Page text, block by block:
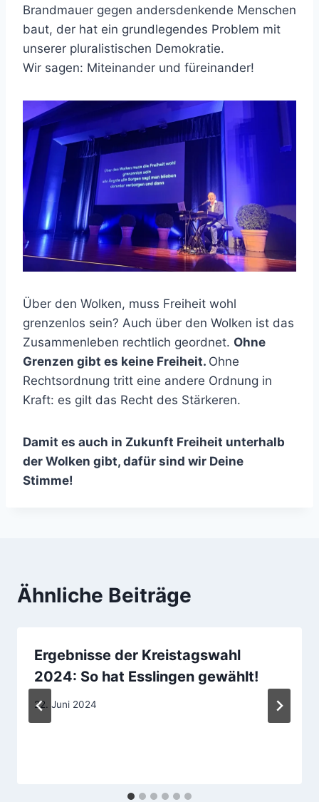
Brandmauer gegen andersdenkende Menschen
baut, der hat ein grundlegendes Problem mit
unserer pluralistischen Demokratie.
Wir sagen: Miteinander und füreinander!
Über den Wolken, muss Freiheit wohl
grenzenlos sein? Auch über den Wolken ist das
Zusammenleben rechtlich geordnet. Ohne
Grenzen gibt es keine Freiheit. Ohne
Rechtsordnung tritt eine andere Ordnung in
Kraft: es gilt das Recht des Stärkeren.
Damit es auch in Zukunft Freiheit unterhalb
der Wolken gibt, dafür sind wir Deine
Stimme!
Ähnliche Beiträge
Ergebnisse der Kreistagswahl
2024: So hat Esslingen gewählt!
22. Juni 2024